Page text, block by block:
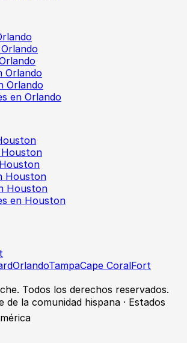
Orlando
Orlando
en Orlando
Houston
Houston
en Houston
OrlandoTampaCape CoralFort
Todos los derechos reservados.
de la comunidad hispana · Estados